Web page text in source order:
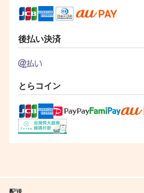
後払い決済
とらコイン